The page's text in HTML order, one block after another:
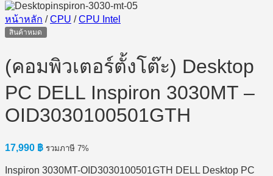
หน้าหลัก / CPU / CPU Intel
สินค้าหมด
(คอมพิวเตอร์ตั้งโต๊ะ) Desktop
PC DELL Inspiron 3030MT –
OID3030100501GTH
17,990 ฿ รวมภาษี 7%
Inspiron 3030MT-OID3030100501GTH DELL Desktop PC